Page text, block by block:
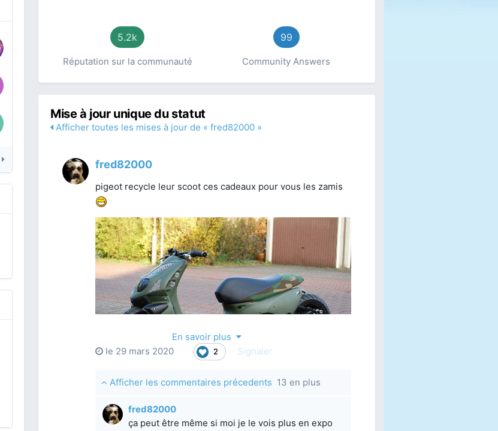
5.2k
Réputation sur la communauté
99
Community Answers
Mise à jour unique du statut
Afficher toutes les mises à jour de « fred82000 »
fred82000
pigeot recycle leur scoot ces cadeaux pour vous les zamis
En savoir plus
le 29 mars 2020
2 Signaler
Afficher les commentaires précedents 13 en plus
fred82000
ça peut être même si moi je le vois plus en expo